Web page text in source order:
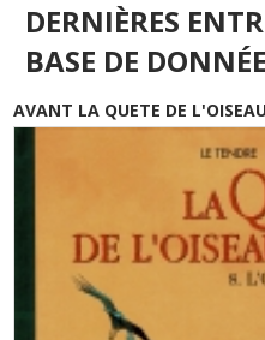
DERNIÈRES
BASE DE
AVANT LA QUETE DE